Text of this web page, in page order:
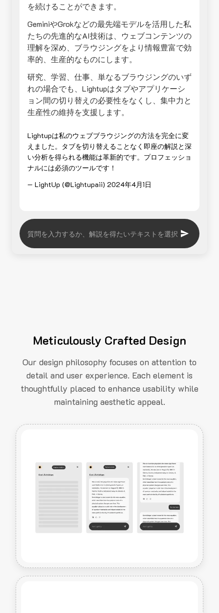
を続けることができます。
GeminiやGrokなどの最先端モデルを活用した私
たちの先進的なAI技術は、ウェブコンテンツの
理解を深め、ブラウジングをより情報豊富で効
率的、生産的なものにします。
研究、学習、仕事、単なるブラウジングのいず
れの場合でも、Lightupはタブやアプリケーシ
ョン間の切り替えの必要性をなくし、集中力と
生産性の維持を支援します。
Lightupは私のウェブブラウジングの方法を完全に変
えました。タブを切り替えることなく即座の解説と深
い分析を得られる機能は革新的です。プロフェッショ
ナルには必須のツールです！
— LightUp (@Lightupaii) 2024年4月1日
Meticulously Crafted Design
Our design philosophy focuses on attention to
detail and user experience. Each element is
thoughtfully placed to enhance usability while
maintaining aesthetic appeal.